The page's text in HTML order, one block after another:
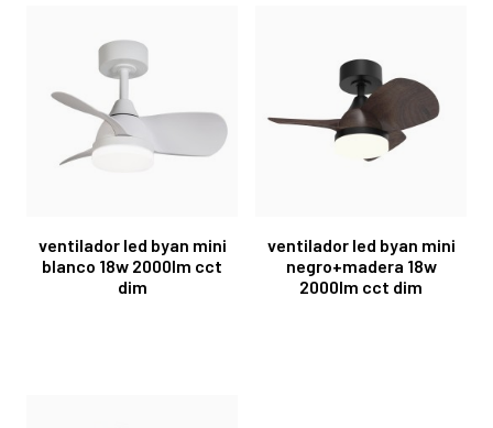
ventilador led byan mini
blanco 18w 2000lm cct
dim
ventilador led byan mini
negro+madera 18w
2000lm cct dim